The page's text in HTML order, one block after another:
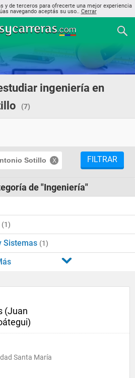
y de terceros para ofrecerte una mejor experiencia
navegando aceptás su uso.. Cerrar
ingeniería en
(7)
Sotillo FILTRAR
de "Ingeniería"
(1)
Sistemas (1)
(Juan
Santa María